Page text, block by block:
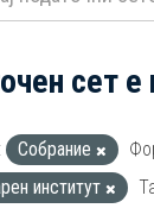
сет е
Собрание
институт